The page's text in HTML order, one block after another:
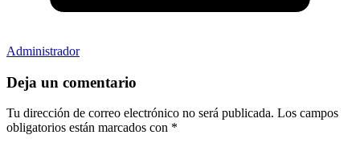
Administrador
Deja un comentario
Tu dirección de correo electrónico no será publicada. Los campos
obligatorios están marcados con *